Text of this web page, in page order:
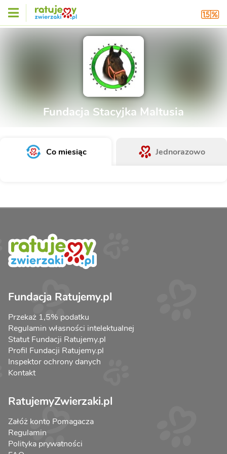
Fundacja Stacyjka Maltusia
Co miesiąc Jednorazowo
Fundacja Ratujemy.pl
Przekaż 1,5% podatku
Regulamin własności intelektualnej
Statut Fundacji Ratujemy.pl
Profil Fundacji Ratujemy.pl
Inspektor ochrony danych
Kontakt
RatujemyZwierzaki.pl
Załóż konto Pomagacza
Regulamin
Polityka prywatności